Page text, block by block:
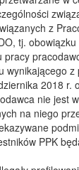
z
tj.
pracy
wynikającego
2018 r.
nie jest
na niego
PPK